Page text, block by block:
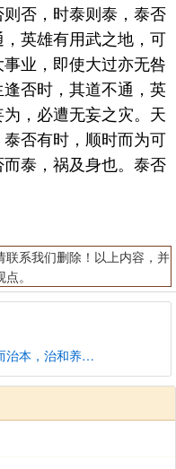
否，时泰则泰，泰否
英雄有用武之地，可
业，即使大过亦无咎
否时，其道不通，英
，必遭无妄之灾。天
否有时，顺时而为可
泰，祸及身也。泰否
系我们删除！以上内容，并
。
中医养生学强调治病不治表而治本，治和养兼顾是有必要的